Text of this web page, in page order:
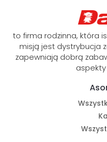
to firma rodzinna, która
misją jest dystrybucja
zapewniają dobrą